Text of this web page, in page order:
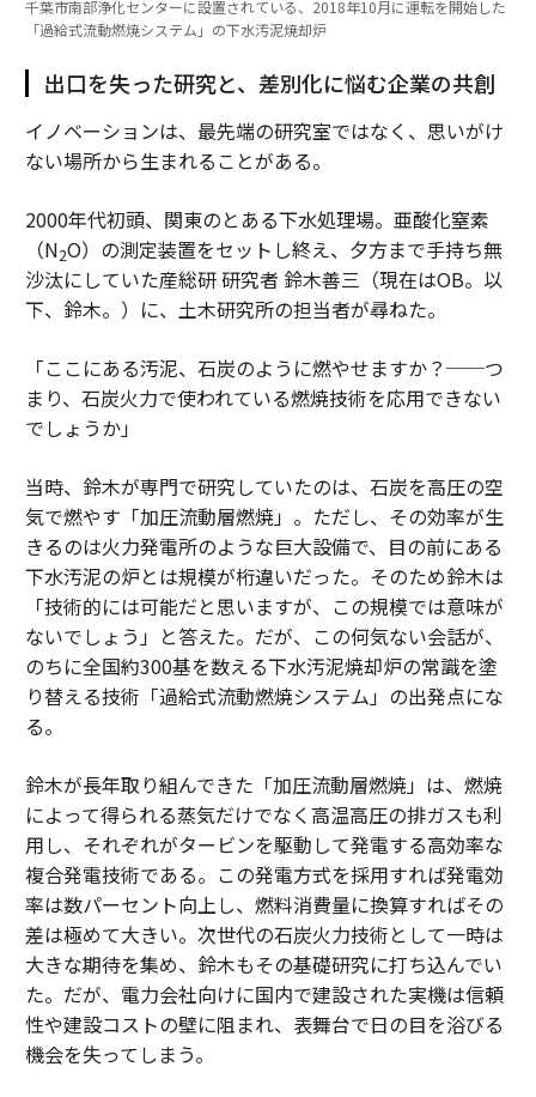
千葉市南部浄化センターに設置されている、2018年10月に運転を開始した
「過給式流動燃焼システム」の下水汚泥焼却炉
出口を失った研究と、差別化に悩む企業の共創
イノベーションは、最先端の研究室ではなく、思いがけ
ない場所から生まれることがある。
2000年代初頭、関東のとある下水処理場。亜酸化窒素
（N2O）の測定装置をセットし終え、夕方まで手持ち無
沙汰にしていた産総研 研究者 鈴木善三（現在はOB。以
下、鈴木。）に、土木研究所の担当者が尋ねた。
「ここにある汚泥、石炭のように燃やせますか？──つ
まり、石炭火力で使われている燃焼技術を応用できない
でしょうか」
当時、鈴木が専門で研究していたのは、石炭を高圧の空
気で燃やす「加圧流動層燃焼」。ただし、その効率が生
きるのは火力発電所のような巨大設備で、目の前にある
下水汚泥の炉とは規模が桁違いだった。そのため鈴木は
「技術的には可能だと思いますが、この規模では意味が
ないでしょう」と答えた。だが、この何気ない会話が、
のちに全国約300基を数える下水汚泥焼却炉の常識を塗
り替える技術「過給式流動燃焼システム」の出発点にな
る。
鈴木が長年取り組んできた「加圧流動層燃焼」は、燃焼
によって得られる蒸気だけでなく高温高圧の排ガスも利
用し、それぞれがタービンを駆動して発電する高効率な
複合発電技術である。この発電方式を採用すれば発電効
率は数パーセント向上し、燃料消費量に換算すればその
差は極めて大きい。次世代の石炭火力技術として一時は
大きな期待を集め、鈴木もその基礎研究に打ち込んでい
た。だが、電力会社向けに国内で建設された実機は信頼
性や建設コストの壁に阻まれ、表舞台で日の目を浴びる
機会を失ってしまう。